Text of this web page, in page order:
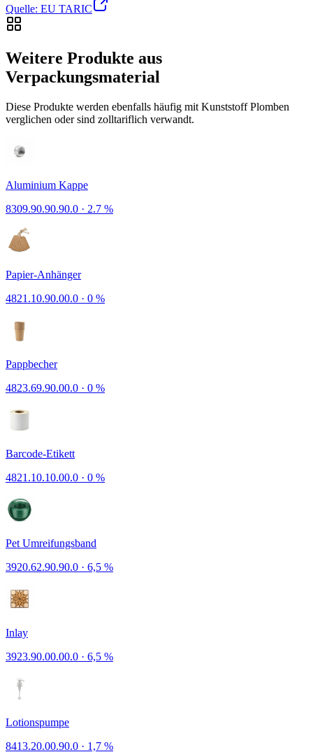
Quelle: EU TARIC
Weitere Produkte aus
Verpackungsmaterial
Diese Produkte werden ebenfalls häufig mit Kunststoff Plomben
verglichen oder sind zolltariflich verwandt.
Aluminium Kappe
8309.90.90.90.0 · 2.7 %
Papier-Anhänger
4821.10.90.00.0 · 0 %
Pappbecher
4823.69.90.00.0 · 0 %
Barcode-Etikett
4821.10.10.00.0 · 0 %
Pet Umreifungsband
3920.62.90.90.0 · 6,5 %
Inlay
3923.90.00.00.0 · 6,5 %
Lotionspumpe
8413.20.00.90.0 · 1,7 %